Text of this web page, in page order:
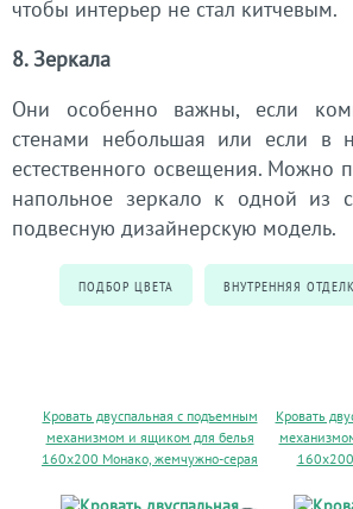
чтобы интерьер не стал китчевым.
8. Зеркала
Они особенно важны, если
стенами небольшая или если в
естественного освещения. Можно
напольное зеркало к одной из
подвесную дизайнерскую модель.
ПОДБОР ЦВЕТА ВНУТРЕННЯЯ
Кровать двуспальная с подъемным
механизмом и ящиком для белья
160х200 Монако, жемчужно-серая
Кровать